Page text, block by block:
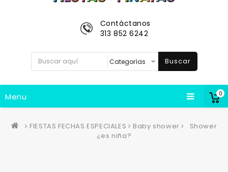
0
Contáctanos
313 852 6242
Buscar
Menu
FIESTAS FECHAS ESPECIALES Baby shower
Shower
¿es niña?